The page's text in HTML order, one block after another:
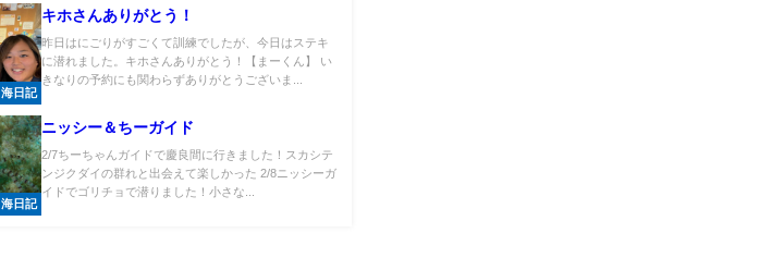
海日記
キホさんありがとう！
昨日はにごりがすごくて訓練でしたが、今日はステキ
に潜れました。キホさんありがとう！【まーくん】 い
きなりの予約にも関わらずありがとうございま...
海日記
ニッシー＆ちーガイド
2/7ちーちゃんガイドで慶良間に行きました！スカシテ
ンジクダイの群れと出会えて楽しかった 2/8ニッシーガ
イドでゴリチョで潜りました！小さな...